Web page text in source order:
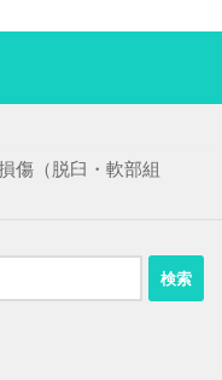
傷（脱臼・軟部組